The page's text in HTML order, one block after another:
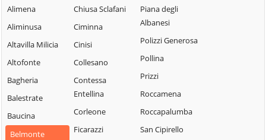
Alimena
Aliminusa
Altavilla Milicia
Altofonte
Bagheria
Balestrate
Baucina
Belmonte
Chiusa Sclafani
Ciminna
Cinisi
Collesano
Contessa
Entellina
Corleone
Ficarazzi
Piana degli
Albanesi
Polizzi Generosa
Pollina
Prizzi
Roccamena
Roccapalumba
San Cipirello